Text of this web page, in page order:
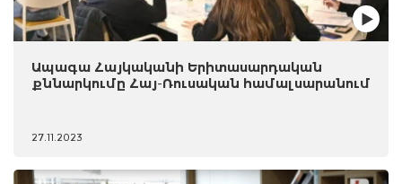
Ապագա Հայկականի Երիտասարդական
քննարկումը Հայ-Ռուսական համալսարանում
27.11.2023